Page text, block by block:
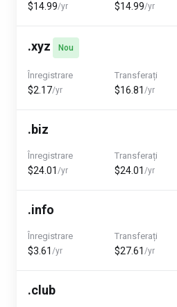
$14.99/yr $14.99/yr
.xyz Nou
Înregistrare
$2.17/yr
Transferați
$16.81/yr
.biz
Înregistrare
$24.01 /yr
Transferați
$24.01/yr
.info
Înregistrare
$3.61 /yr
Transferați
$27.61/yr
.club